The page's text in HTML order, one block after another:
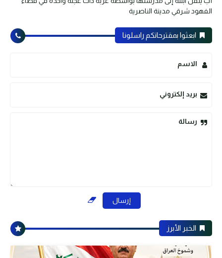
الفهود شرقي مدينة الناصرية
ابعثوا بمقترحاتكم راسلونا
الاسم
بريد إلكتروني
رسالة
الخبر الأبرز